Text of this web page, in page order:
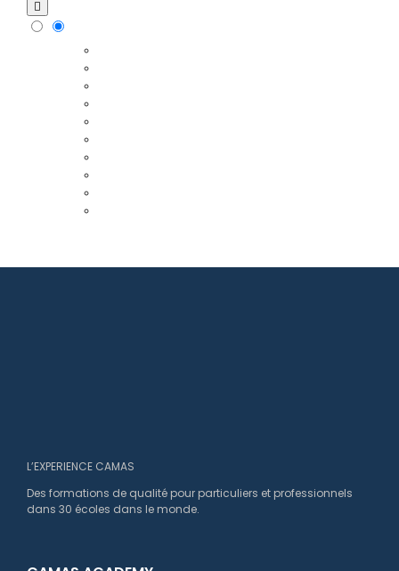
L’EXPERIENCE CAMAS
Des formations de qualité pour particuliers et professionnels
dans 30 écoles dans le monde.